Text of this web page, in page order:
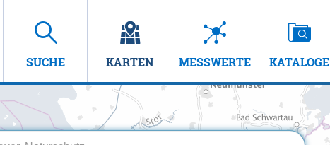
SUCHE KARTEN MESSWERTE KATALOGE